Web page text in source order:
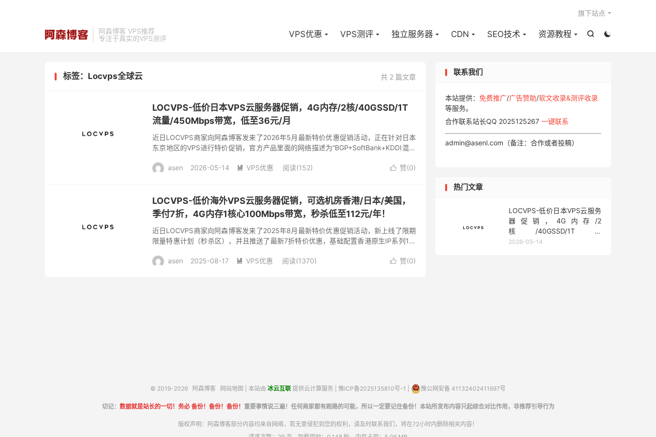
阿森博客 VPS推荐
专注于真实的VPS测评


VPS优惠 VPS测评 独立服务器 CDN SEO技术 资源教程
旗下站点
共 2 篇文章
标签：Locvps全球云
LOCVPS-低价日本VPS云服务器促销，4G内存/2核/40GSSD/1T
流量/450Mbps带宽，低至36元/月
近日LOCVPS商家向阿森博客发来了2026年5月最新特价优惠促销活动，正在针对日本
东京地区的VPS进行特价促销，官方产品里面的网络描述为“BGP+SoftBank+KDDI混合
 赞(0)
asen 2026-05-14  VPS优惠 阅读(152)
LOCVPS-低价海外VPS云服务器促销，可选机房香港/日本/美国，
季付7折，4G内存1核心100Mbps带宽，秒杀低至112元/年！
近日LOCVPS商家向阿森博客发来了2025年8月最新特价优惠促销活动，新上线了限期
限量特惠计划（秒杀区），并且推送了最新7折特价优惠，基础配置香港原生IP系列1核
 赞(0)
asen 2025-08-17  VPS优惠 阅读(1370)
联系我们
本站提供： 免费推广/广告赞助/软文收录&测评收录
等服务。
合作联系站长QQ 2025125267 一键联系
admin@asenl.com（备注：合作或者投稿）
热门文章
LOCVPS-低价日本VPS云服务
器促销，4G内存/2
核/40GSSD/1T流
量/450Mbps带宽，低至36元/
2026-05-14
© 2019-2026 阿森博客 网站地图 | 本站由 冰云互联 提供云计算服务 | 豫ICP备2025135810号-1 豫公网安备 41132402411697号
切记： 数据就是站长的一切！务必 备份！备份！备份！ 重要事情说三遍！任何商家都有跑路的可能，所以一定要记住备份！本站所发布内容只起综合对比作用，非推荐引导行为
版权声明：阿森博客部分内容均来自网络，若无意侵犯到您的权利，请及时联系我们，将在72小时内删除相关内容！